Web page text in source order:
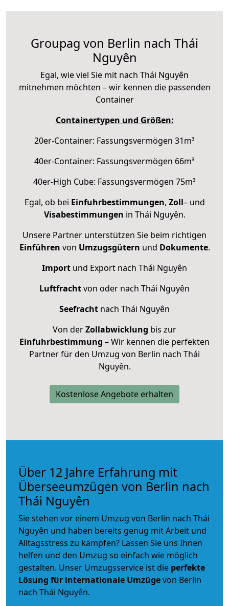
Groupag von Berlin nach Thái
Nguyên
Egal, wie viel Sie mit nach Thái Nguyên
mitnehmen möchten – wir kennen die passenden
Container
Containertypen und Größen:
20er-Container: Fassungsvermögen 31m³
40er-Container: Fassungsvermögen 66m³
40er-High Cube: Fassungsvermögen 75m³
Egal, ob bei Einfuhrbestimmungen, Zoll– und
Visabestimmungen in Thái Nguyên.
Unsere Partner unterstützen Sie beim richtigen
Einführen von Umzugsgütern und Dokumente.
Import und Export nach Thái Nguyên
Luftfrachtvon oder nach Thái Nguyên
Seefracht nach Thái Nguyên
Von derZollabwicklung bis zur
Einfuhrbestimmung – Wir kennen die perfekten
Partner für den Umzug von Berlin nach Thái
Nguyên.
Kostenlose Angebote erhalten
Über 12 Jahre Erfahrung mit
Überseeumzügen von Berlin nach
Thái Nguyên
Sie stehen vor einem Umzug von Berlin nach Thái
Nguyên und haben bereits genug mit Arbeit und
Alltagsstress zu kämpfen? Lassen Sie uns Ihnen
helfen und den Umzug so einfach wie möglich
gestalten. Unser Umzugsservice ist die perfekte
Lösung für internationale Umzügevon Berlin
nach Thái Nguyên.